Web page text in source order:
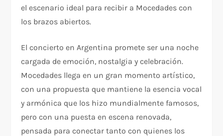
el escenario ideal para recibir a Mocedades con
los brazos abiertos.
El concierto en Argentina promete ser una noche
cargada de emoción, nostalgia y celebración.
Mocedades llega en un gran momento artístico,
con una propuesta que mantiene la esencia vocal
y armónica que los hizo mundialmente famosos,
pero con una puesta en escena renovada,
pensada para conectar tanto con quienes los